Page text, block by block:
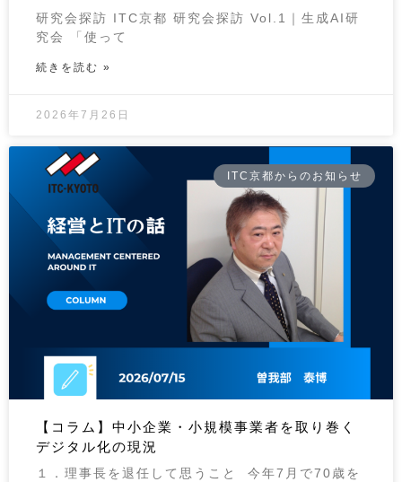
研究会探訪 ITC京都 研究会探訪 Vol.1｜生成AI研
究会 「使って
続きを読む »
2026年7月26日
ITC京都からのお知らせ
【コラム】中小企業・小規模事業者を取り巻く
デジタル化の現況
１．理事長を退任して思うこと 今年7月で70歳を